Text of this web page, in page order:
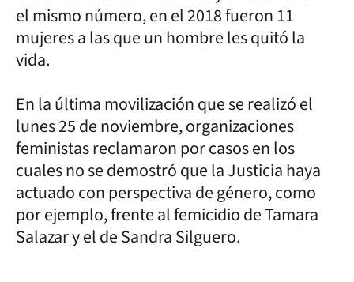
el mismo número, en el 2018 fueron 11
mujeres a las que un hombre les quitó la
vida.
En la última movilización que se realizó el
lunes 25 de noviembre, organizaciones
feministas reclamaron por casos en los
cuales no se demostró que la Justicia haya
actuado con perspectiva de género, como
por ejemplo, frente al femicidio de Tamara
Salazar y el de Sandra Silguero.